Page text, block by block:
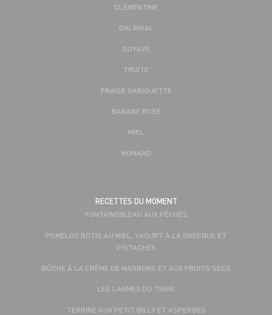
CLÉMENTINE
GALINGAL
GOYAVE
TRUITE
FRAISE GARIGUETTE
BANANE ROSE
MIEL
HOMARD
RECETTES DU MOMENT
FONTAINEBLEAU AUX PÊCHES
POMELOS RÔTIS AU MIEL, YAOURT À LA GRECQUE ET
PISTACHES
BÛCHE À LA CRÈME DE MARRONS ET AUX FRUITS SECS
LES LARMES DU TIGRE
TERRINE AUX PETIT BILLY ET ASPERGES